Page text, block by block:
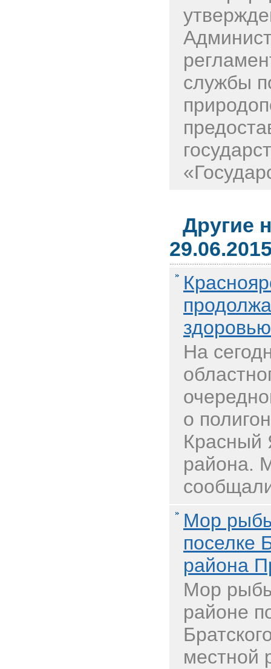
службы
Другие
На
о
Красный
района.
Мор
поселке
района
Мор
районе
местной